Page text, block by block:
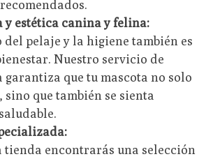
y estética canina y felina:
del pelaje y la higiene también es
Nuestro servicio de
garantiza que tu mascota no solo
sino que también se sienta
tienda encontrarás una selección